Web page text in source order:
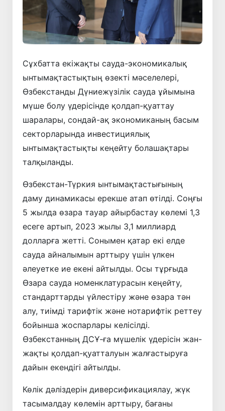
Сұхбатта екіжақты сауда-экономикалық
ынтымақтастықтың өзекті мәселелері,
Өзбекстанды Дүниежүзілік сауда ұйымына
мүше болу үдерісінде қолдап-қуаттау
шаралары, сондай-ақ экономиканың басым
секторларында инвестициялық
ынтымақтастықты кеңейту болашақтары
талқыланды.
Өзбекстан-Түркия ынтымақтастығының
даму динамикасы ерекше атап өтілді. Соңғы
5 жылда өзара тауар айырбастау көлемі 1,3
есеге артып, 2023 жылы 3,1 миллиард
долларға жетті. Сонымен қатар екі елде
сауда айналымын арттыру үшін үлкен
әлеуетке ие екені айтылды. Осы тұрғыда
Өзара сауда номенклатурасын кеңейту,
стандарттарды үйлестіру және өзара тән
алу, тиімді тарифтік және нотарифтік реттеу
бойынша жоспарлары келісілді.
Өзбекстанның ДСҰ-ға мүшелік үдерісін жан-
жақты қолдап-қуатталуын жалғастыруға
дайын екендігі айтылды.
Көлік дәліздерін диверсификациялау, жүк
тасымалдау көлемін арттыру, бағаны